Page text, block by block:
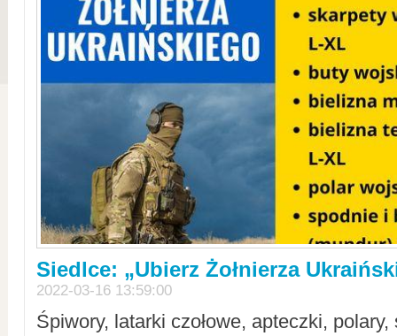
Siedlce: „Ubierz Żołnierza
2022-03-16 13:59:00
Śpiwory, latarki czołowe, apteczki,